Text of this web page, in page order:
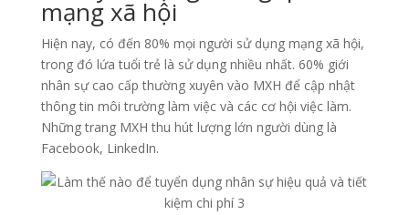
mạng xã hội
Hiện nay, có đến 80% mọi người sử dụng mạng xã hội,
trong đó lứa tuổi trẻ là sử dụng nhiều nhất. 60% giới
nhân sự cao cấp thường xuyên vào MXH để cập nhật
thông tin môi trường làm việc và các cơ hội việc làm.
Những trang MXH thu hút lượng lớn người dùng là
Facebook, LinkedIn.